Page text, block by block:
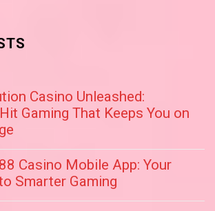
Casino Unleashed:
Gaming That Keeps You on
Casino Mobile App: Your
Smarter Gaming